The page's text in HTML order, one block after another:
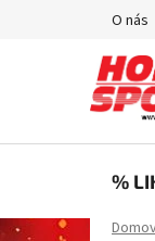
O nás
%